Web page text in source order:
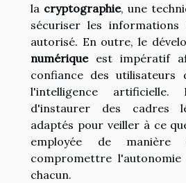
la cryptographie, une
sécuriser les
autorisé. En outre, le
numériqueest impératif
confiance des utilisateurs
l'intelligence
d'instaurer des cadres
adaptés pour veiller à ce
employée de manière
compromettre
chacun.